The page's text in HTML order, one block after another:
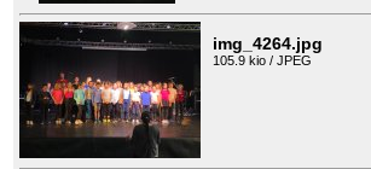
img_4264.jpg
105.9 kio / JPEG